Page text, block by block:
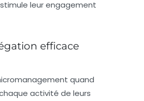
leur engagement
efficace
quand
activité de leurs